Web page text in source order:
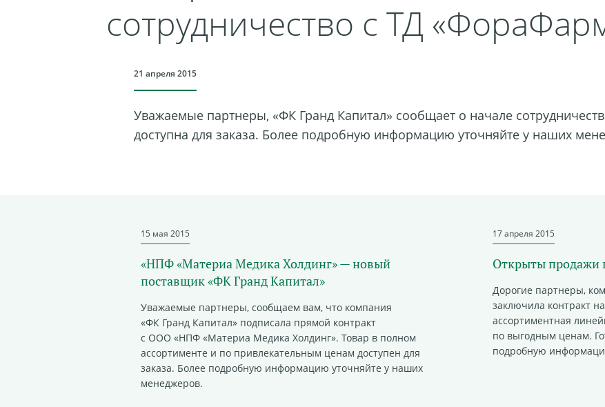
сотрудничество с ТД
21 апреля 2015
Уважаемые партнеры, «ФК Гранд Капитал» сообщает о начале
доступна для заказа. Более подробную информацию уточняйте у наших
15 мая 2015
«НПФ «Материа Медика Холдинг» — новый
поставщик «ФК Гранд Капитал»
Уважаемые партнеры, сообщаем вам, что компания
«ФК Гранд Капитал» подписала прямой контракт
с ООО «НПФ «Материа Медика Холдинг». Товар в полном
ассортименте и по привлекательным ценам доступен для
заказа. Более подробную информацию уточняйте у наших
менеджеров.
17 апреля 2015
Открыты продажи
Дорогие партнеры,
заключила контракт
ассортиментная
по выгодным ценам.
подробную